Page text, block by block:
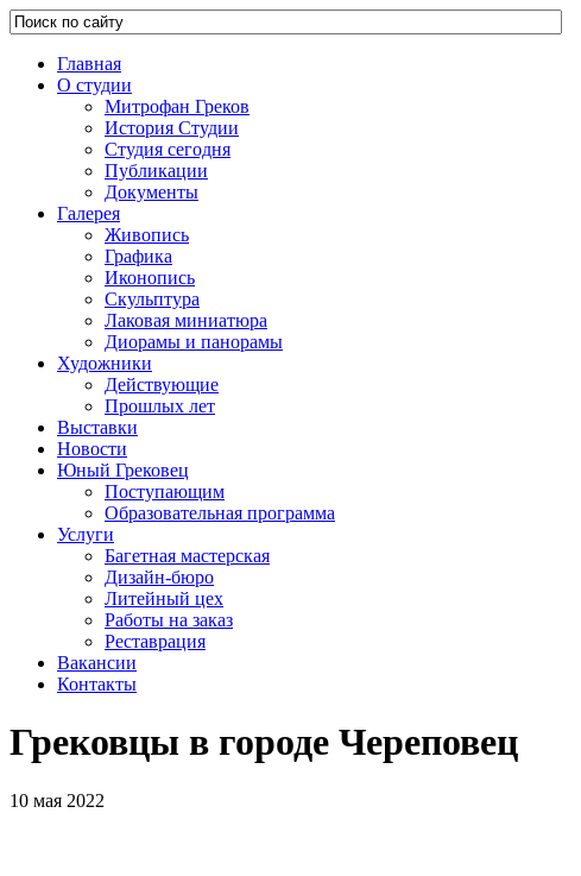
Главная
О студии
Митрофан Греков
История Студии
Студия сегодня
Публикации
Документы
Галерея
Живопись
Графика
Иконопись
Скульптура
Лаковая миниатюра
Диорамы и панорамы
Художники
Действующие
Прошлых лет
Выставки
Новости
Юный Грековец
Поступающим
Образовательная программа
Услуги
Багетная мастерская
Дизайн-бюро
Литейный цех
Работы на заказ
Реставрация
Вакансии
Контакты
Грековцы в городе Череповец
10 мая 2022